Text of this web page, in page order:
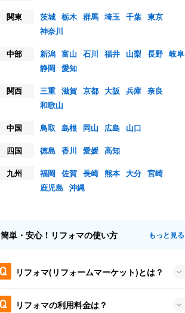
関東
茨城 栃木 群馬 埼玉 千葉 東京
神奈川
中部
新潟 富山 石川 福井 山梨 長野 岐阜
静岡 愛知
関西
三重 滋賀 京都 大阪 兵庫 奈良
和歌山
中国
鳥取 島根 岡山 広島
山口
四国
徳島 香川 愛媛 高知
九州
福岡 佐賀 長崎 熊本 大分 宮崎
鹿児島 沖縄
簡単・安心！リフォマの使い方 もっと見る
リフォマ(リフォームマーケット)とは？
リフォマの利用料金は？